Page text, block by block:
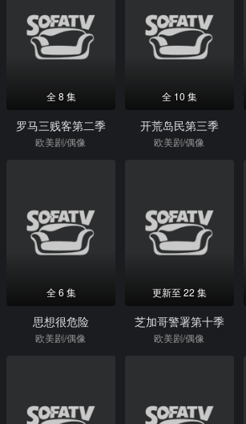
全 8 集
罗马三贱客第二季
欧美剧/偶像
全 10 集
开荒岛民第三季
欧美剧/偶像
全 6 集
思想很危险
欧美剧/偶像
更新至 22 集
芝加哥警署第十季
欧美剧/偶像